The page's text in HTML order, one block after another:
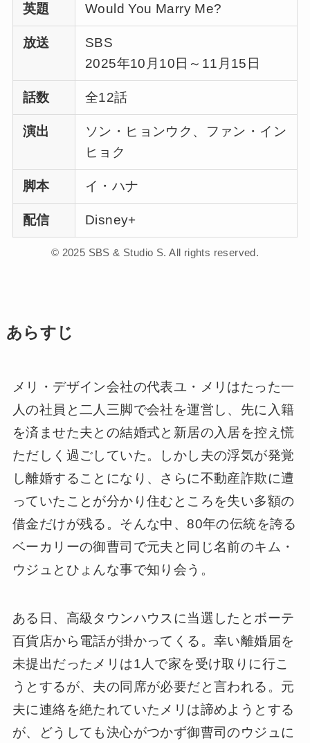
英題 Would You Marry Me?
放送
SBS
2025年10月10日～11月15日
話数 全12話
演出
ソン・ヒョンウク、ファン・イン
ヒョク
脚本 イ・ハナ
配信 Disney+
© 2025 SBS & Studio S. All rights reserved.
あらすじ
メリ・デザイン会社の代表ユ・メリはたった一
人の社員と二人三脚で会社を運営し、先に入籍
を済ませた夫との結婚式と新居の入居を控え慌
ただしく過ごしていた。しかし夫の浮気が発覚
し離婚することになり、さらに不動産詐欺に遭
っていたことが分かり住むところを失い多額の
借金だけが残る。そんな中、80年の伝統を誇る
ベーカリーの御曹司で元夫と同じ名前のキム・
ウジュとひょんな事で知り会う。
ある日、高級タウンハウスに当選したとボーテ
百貨店から電話が掛かってくる。幸い離婚届を
未提出だったメリは1人で家を受け取りに行こ
うとするが、夫の同席が必要だと言われる。元
夫に連絡を絶たれていたメリは諦めようとする
が、どうしても決心がつかず御曹司のウジュに